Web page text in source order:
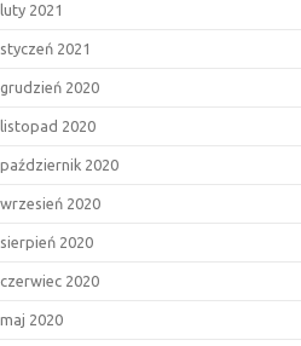
luty 2021
styczeń 2021
grudzień 2020
listopad 2020
październik 2020
wrzesień 2020
sierpień 2020
czerwiec 2020
maj 2020